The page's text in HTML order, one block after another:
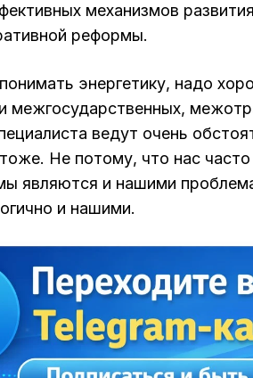
механизмов
реформы.
энергетику, надо
межгосударственных,
ведут очень
Не потому, что нас
являются и нашими
и нашими.